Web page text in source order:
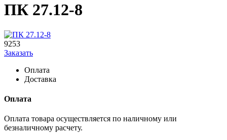
ПК 27.12-8
9253
Заказать
Оплата
Доставка
Оплата
Оплата товара осуществляется по наличному или
безналичному расчету.